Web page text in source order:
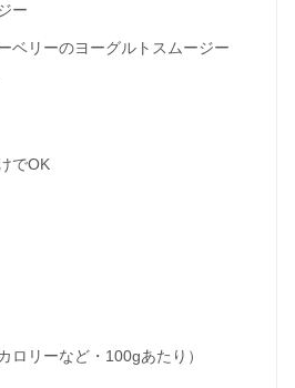
ー
ベリーのヨーグルトスムージー
でOK
ロリーなど・100gあたり）